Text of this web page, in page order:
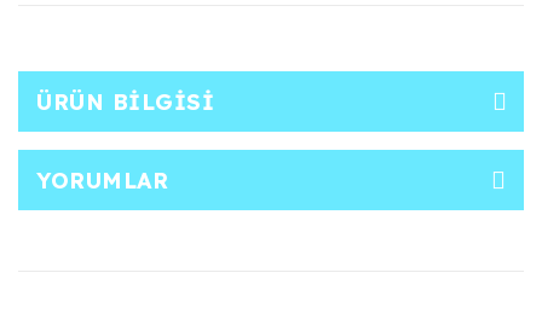
ÜRÜN BILGISI
YORUMLAR